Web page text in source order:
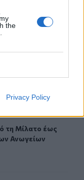
the
Privacy Policy
τις
εκθέσεις
για τα 100
χρόνια από τη
παραλία των
τη Μίλατο έως την
τη Μίλατο έως
Ανωγείων